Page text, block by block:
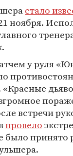
стало
ноября.
у руля
встречи
провело
было принято